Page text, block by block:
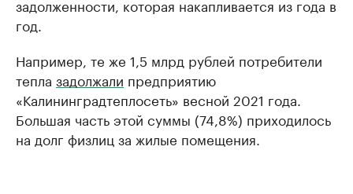
задолженности, которая накапливается из года в
год.
Например, те же 1,5 млрд рублей потребители
тепла задолжали предприятию
«Калининградтеплосеть» весной 2021 года.
Большая часть этой суммы (74,8%) приходилось
на долг физлиц за жилые помещения.